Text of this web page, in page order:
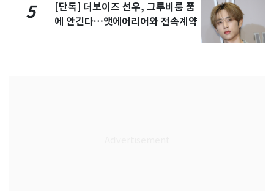
5
[단독] 더보이즈 선우, 그루비룸 품
에 안긴다…앳에어리어와 전속계약